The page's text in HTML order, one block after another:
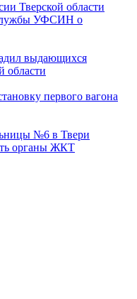
Тверской области
службы УФСИН о
выдающихся
области
первого вагона
№6 в Твери
органы ЖКТ